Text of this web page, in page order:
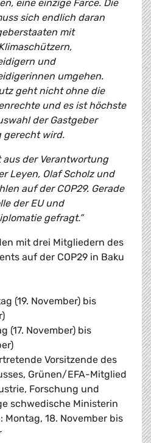
eine einzige Farce. Die
sich endlich daran
mit
und
umgehen.
geht nicht ohne die
und es ist höchste
der Gastgeber
gerecht wird.
aus der Verantwortung
Leyen, Olaf Scholz und
auf der COP29. Gerade
der EU und
gefragt.”
mit drei Mitgliedern des
auf der COP29 in Baku
(19. November) bis
(17. November) bis
Vorsitzende des
Grünen/EFA-Mitglied
Forschung und
schwedische Ministerin
18. November bis